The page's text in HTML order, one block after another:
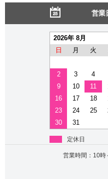
営業
2026年 8月
日
月 火
2
3 4
9
10 11
16
17 18
23
24 25
30
31
定休日
営業時間：10時